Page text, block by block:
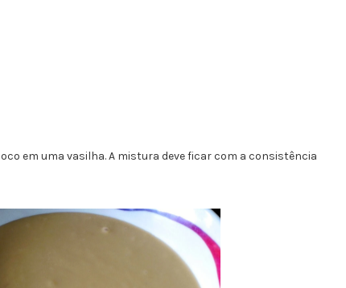
em uma vasilha. A mistura deve ficar com a consistência